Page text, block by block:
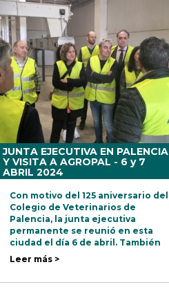
JUNTA EJECUTIVA EN PALENCIA
Y VISITA A AGROPAL - 6 y 7
ABRIL 2024
Con motivo del 125 aniversario del
Colegio de Veterinarios de
Palencia, la junta ejecutiva
permanente se reunió en esta
ciudad el día 6 de abril. También
visitó la sede central de Agropal
Leer más >